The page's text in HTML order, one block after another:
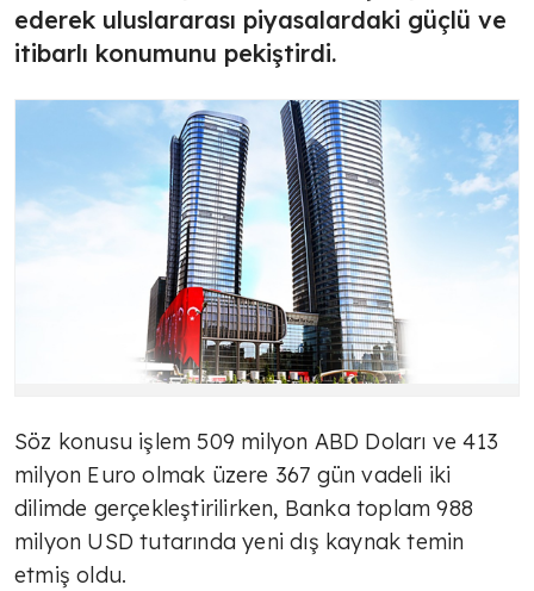
ederek uluslararası piyasalardaki güçlü ve
itibarlı konumunu pekiştirdi.
Söz konusu işlem 509 milyon ABD Doları ve 413
milyon Euro olmak üzere 367 gün vadeli iki
dilimde gerçekleştirilirken, Banka toplam 988
milyon USD tutarında yeni dış kaynak temin
etmiş oldu.